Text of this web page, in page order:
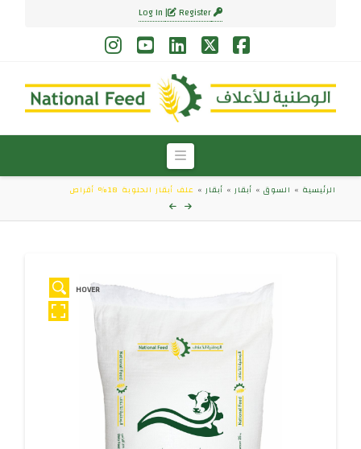
Register
Facebook
X
LinkedIn
YouTube
Instagram
Navigation
الرئيسية » السوق » أبقار » أبقار » علف أبقار الحلوبة 18% أقراص
HOVER